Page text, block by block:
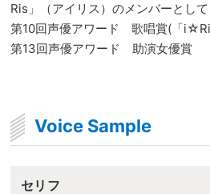
Ris」（アイリス）のメンバーとし
第10回声優アワード 歌唱賞(「
第13回声優アワード 助演女優賞
Voice Sample
セリフ